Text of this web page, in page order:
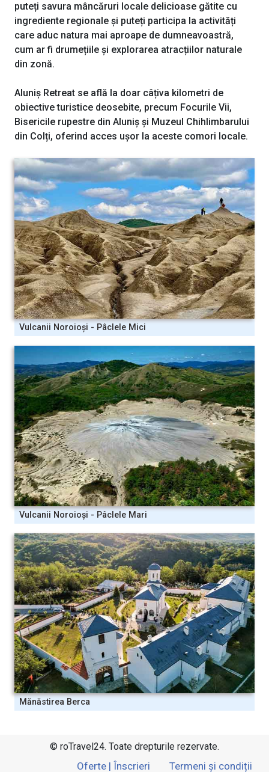
puteți savura mâncăruri locale delicioase gătite cu
ingrediente regionale și puteți participa la activități
care aduc natura mai aproape de dumneavoastră,
cum ar fi drumețiile și explorarea atracțiilor naturale
din zonă.
Aluniș Retreat se află la doar câțiva kilometri de
obiective turistice deosebite, precum Focurile Vii,
Bisericile rupestre din Aluniș și Muzeul Chihlimbarului
din Colți, oferind acces ușor la aceste comori locale.
Vulcanii Noroioși - Pâclele Mici
Vulcanii Noroioși - Pâclele Mari
Mănăstirea Berca
© roTravel24. Toate drepturile rezervate.
Oferte | Înscrieri Termeni și condiții